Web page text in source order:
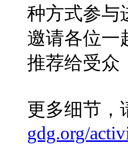
种方式参与
邀请各位一
推荐给受众
更多细节，
gdg.org/